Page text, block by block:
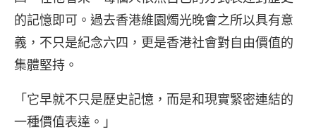
的記憶即可。過去香港維園燭光晚會之所以具有意
義，不只是紀念六四，更是香港社會對自由價值的
集體堅持。
「它早就不只是歷史記憶，而是和現實緊密連結的
一種價值表達。」